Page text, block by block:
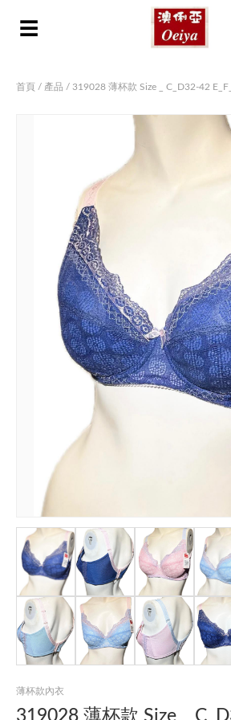
☰
首頁 / 產品 / 319028 薄杯款 Size _ C_D32-42
薄杯款內衣
319028 薄杯款 Size _